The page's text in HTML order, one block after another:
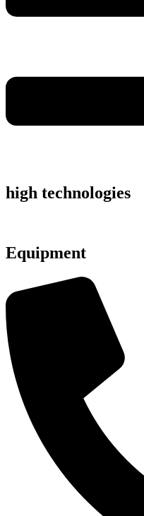
high technologies
Equipment